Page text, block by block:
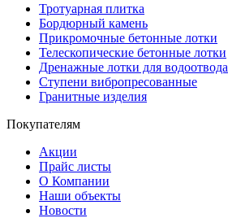
Тротуарная плитка
Бордюрный камень
Прикромочные бетонные лотки
Телескопические бетонные лотки
Дренажные лотки для водоотвода
Ступени вибропресованные
Гранитные изделия
Покупателям
Акции
Прайс листы
О Компании
Наши объекты
Новости